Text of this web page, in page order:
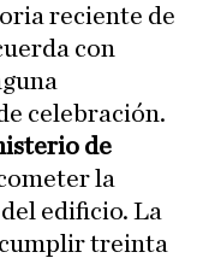
reciente de
con
celebración.
de
la
edificio. La
treinta